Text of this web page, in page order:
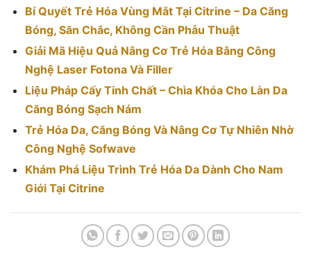
Bí Quyết Trẻ Hóa Vùng Mắt Tại Citrine – Da Căng
Bóng, Săn Chắc, Không Cần Phẫu Thuật
Giải Mã Hiệu Quả Nâng Cơ Trẻ Hóa Bằng Công
Nghệ Laser Fotona Và Filler
Liệu Pháp Cấy Tinh Chất – Chìa Khóa Cho Làn Da
Căng Bóng Sạch Nám
Trẻ Hóa Da, Căng Bóng Và Nâng Cơ Tự Nhiên Nhờ
Công Nghệ Sofwave
Khám Phá Liệu Trình Trẻ Hóa Da Dành Cho Nam
Giới Tại Citrine